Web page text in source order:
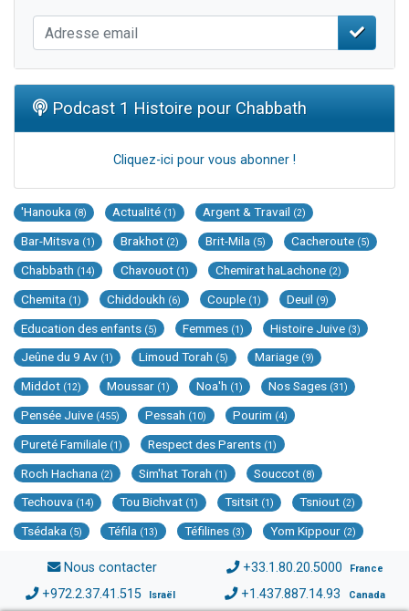
Podcast 1 Histoire pour Chabbath
Cliquez-ici pour vous abonner !
'Hanouka (8) Actualité (1) Argent & Travail (2)
Bar-Mitsva (1) Brakhot (2) Brit-Mila (5) Cacheroute (5)
Chabbath (14) Chavouot (1) Chemirat haLachone (2)
Chemita (1) Chiddoukh (6) Couple (1) Deuil (9)
Education des enfants (5) Femmes (1) Histoire Juive (3)
Jeûne du 9 Av (1) Limoud Torah (5) Mariage (9)
Middot (12) Moussar (1) Noa'h (1) Nos Sages (31)
Pensée Juive (455) Pessah (10) Pourim (4)
Pureté Familiale (1) Respect des Parents (1)
Roch Hachana (2) Sim'hat Torah (1) Souccot (8)
Techouva (14) Tou Bichvat (1) Tsitsit (1) Tsniout (2)
Tsédaka (5) Téfila (13) Téfilines (3) Yom Kippour (2)
Nous contacter +33.1.80.20.5000 France
+972.2.37.41.515 Israël +1.437.887.14.93 Canada